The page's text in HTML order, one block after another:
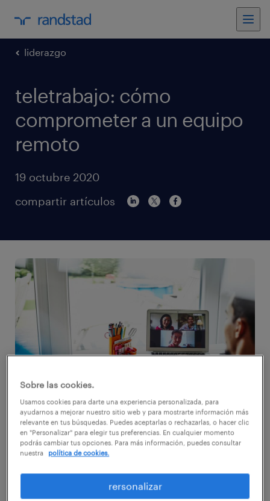
liderazgo
teletrabajo: cómo
comprometer a un equipo
remoto
19 octubre 2020
compartir artículos
Con la crisis sanitaria y la puesta en marcha
masiva del teletrabajo, las compañías se
dieron cuenta de que es una modalidad que
funciona y que se pueden lograr resultados
Sobre las cookies.
Usamos cookies para darte una experiencia personalizada, para
ayudarnos a mejorar nuestro sitio web y para mostrarte información más
relevante en tus búsquedas. Puedes aceptarlas o rechazarlas, o hacer clic
en "Personalizar" para elegir tus preferencias. En cualquier momento
podrás cambiar tus opciones. Para más información, puedes consultar
nuestra
política de cookies.
rersonalizar